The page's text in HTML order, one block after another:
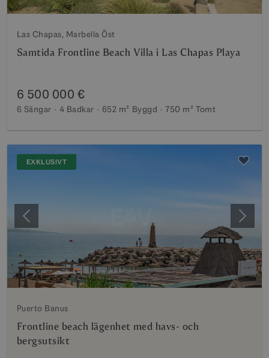
Las Chapas, Marbella Öst
Samtida Frontline Beach Villa i Las Chapas Playa
6 500 000 €
6 Sängar 4 Badkar 652 m² Byggd 750 m² Tomt
EXKLUSIVT
Föregående Nästa
Puerto Banus
Frontline beach lägenhet med havs- och
bergsutsikt